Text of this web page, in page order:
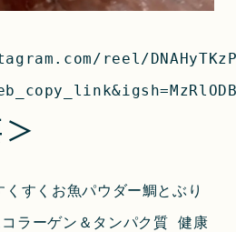
reel/
すくお魚パウダー鯛とぶり
コラーゲン＆タンパク質 健康